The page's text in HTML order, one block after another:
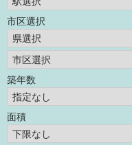
市区選択
築年数
面積